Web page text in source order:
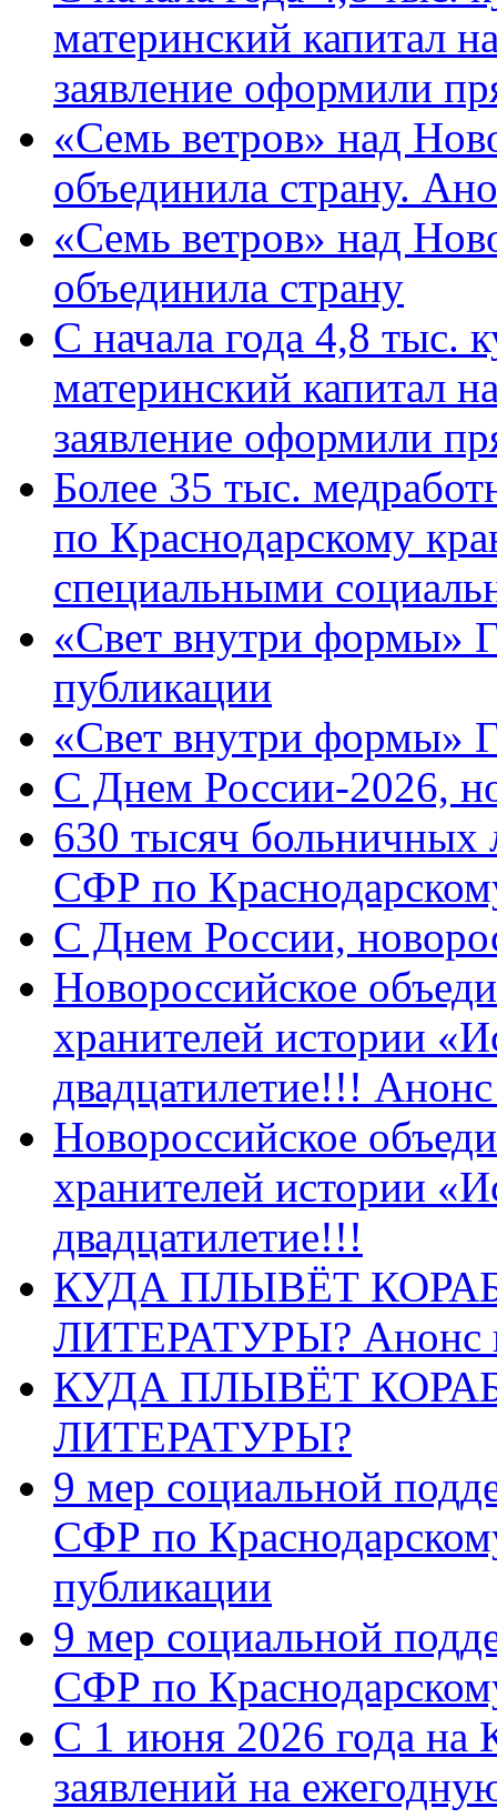
материнский капитал
заявление оформили
«Семь ветров» над
объединила страну.
«Семь ветров» над
объединила страну
С начала года 4,8 тыс.
материнский капитал
заявление оформили
Более 35 тыс.
по Краснодарскому
специальными
«Свет внутри формы»
публикации
«Свет внутри формы»
C Днем России-2026,
630 тысяч больничных
СФР по
C Днем России,
Новороссийское
хранителей истории
двадцатилетие!!!
Новороссийское
хранителей истории
двадцатилетие!!!
КУДА ПЛЫВЁТ
ЛИТЕРАТУРЫ? Анонс
КУДА ПЛЫВЁТ
ЛИТЕРАТУРЫ?
9 мер социальной
СФР по
публикации
9 мер социальной
СФР по
С 1 июня 2026 года на
заявлений на